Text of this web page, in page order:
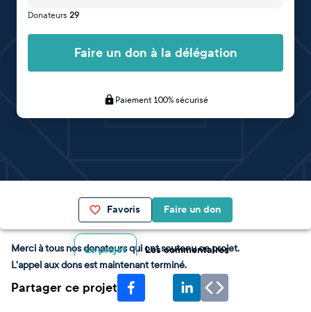
Donateurs 29
Faire un don à la délégation
Paiement 100% sécurisé
Favoris Faire un don
Le projet Les commentaires
Merci à tous nos donateurs qui ont soutenu ce projet.
L'appel aux dons est maintenant terminé.
Partager ce projet